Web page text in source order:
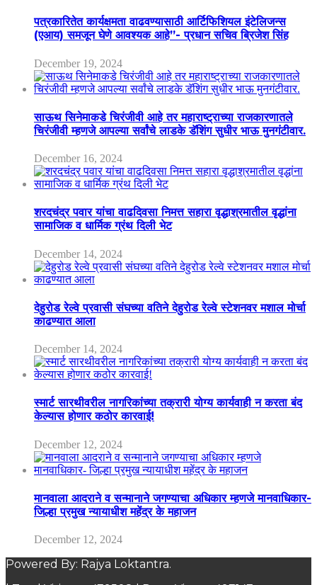
पत्रकारितेत कार्यक्षमता वाढवण्यासाठी आर्टिफिशियल इंटेलिजन्स
(एआय) समजून घेणे आवश्यक आहे”- प्रधान सचिव ब्रिजेश सिंह
December 19, 2024
साऊथ सिनेमाकडे चिरंजीवी आहे तर महाराष्ट्राच्या राजकारणातले
चिरंजीवी म्हणजे आपल्या सर्वांचे लाडके डॅशिंग सुधीर भाऊ मुनगंटीवार.
December 16, 2024
शरदचंद्र पवार यांचा वाढदिवसा निमत्त सहारा वृद्धाश्रमातील वृद्धांना
सामाजिक व धार्मिक ग्रंथ दिली भेट
December 14, 2024
देहुरोड रेल्वे प्रवासी संघच्या वतिने देहुरोड रेल्वे स्टेशनवर मशाल मोर्चा
काढण्यात आला
December 14, 2024
स्मार्ट सारथीवरील नागरिकांच्या तक्रारी योग्य कार्यवाही न करता बंद
केल्यास होणार कठोर कारवाई!
December 12, 2024
मानवाला आदराने व सन्मानाने जगण्याचा अधिकार म्हणजे मानवाधिकार-
जिल्हा प्रमुख न्यायाधीश महेंद्र के महाजन
December 12, 2024
Powered By: Rajya Loktantra.